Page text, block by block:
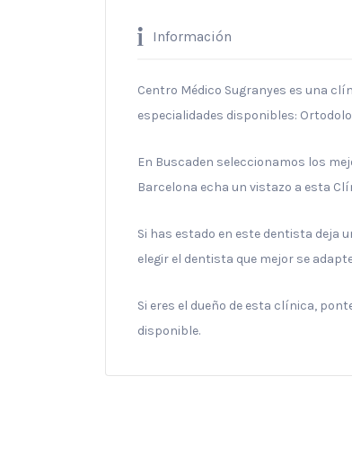
Información
Centro Médico Sugranyes es una
especialidades disponibles:
En Buscaden seleccionamos los
Barcelona echa un vistazo a esta
Si has estado en este dentista deja
elegir el dentista que mejor se
Si eres el dueño de esta clínica,
disponible.